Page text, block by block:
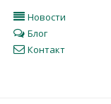
Новости
Блог
Контакт